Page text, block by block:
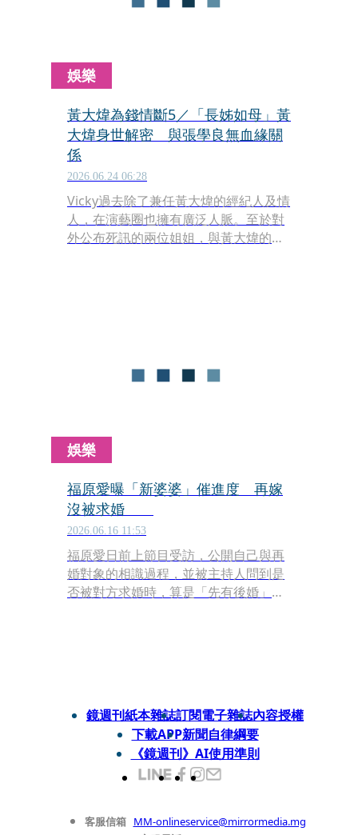
娛樂
黃大煒為錢情斷5／「長姊如母」黃
大煒身世解密 與張學良無血緣關
係
2026.06.24 06:28
Vicky過去除了兼任黃大煒的經紀人及情
人，在演藝圈也擁有廣泛人脈。至於對
外公布死訊的兩位姐姐，與黃大煒的感
娛樂
福原愛曝「新婆婆」催進度 再嫁
沒被求婚
2026.06.16 11:53
福原愛日前上節目受訪，公開自己與再
婚對象的相識過程，並被主持人問到是
否被對方求婚時，算是「先有後婚」的
鏡週刊紙本雜誌訂閱電子雜誌內容授權
下載APP新聞自律綱要
《鏡週刊》AI使用準則
客服信箱 MM-onlineservice@mirrormedia.mg